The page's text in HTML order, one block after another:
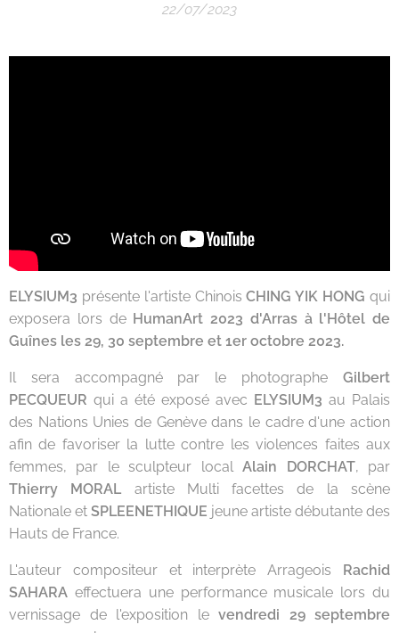
22/07/2023
ELYSIUM3 présente l'artiste Chinois CHING YIK HONG qui
exposera lors de HumanArt 2023 d'Arras à l'Hôtel de
Guînes les 29, 30 septembre et 1er octobre 2023.
Il sera accompagné par le photographe Gilbert
PECQUEUR qui a été exposé avec ELYSIUM3 au Palais
des Nations Unies de Genève dans le cadre d'une action
afin de favoriser la lutte contre les violences faites aux
femmes, par le sculpteur localAlain DORCHAT, par
Thierry MORAL artiste Multi facettes de la scène
Nationale et SPLEENETHIQUE jeune artiste débutante des
Hauts de France.
L'auteur compositeur et interprète Arrageois Rachid
SAHARA effectuera une performance musicale lors du
vernissage de l'exposition le vendredi 29 septembre